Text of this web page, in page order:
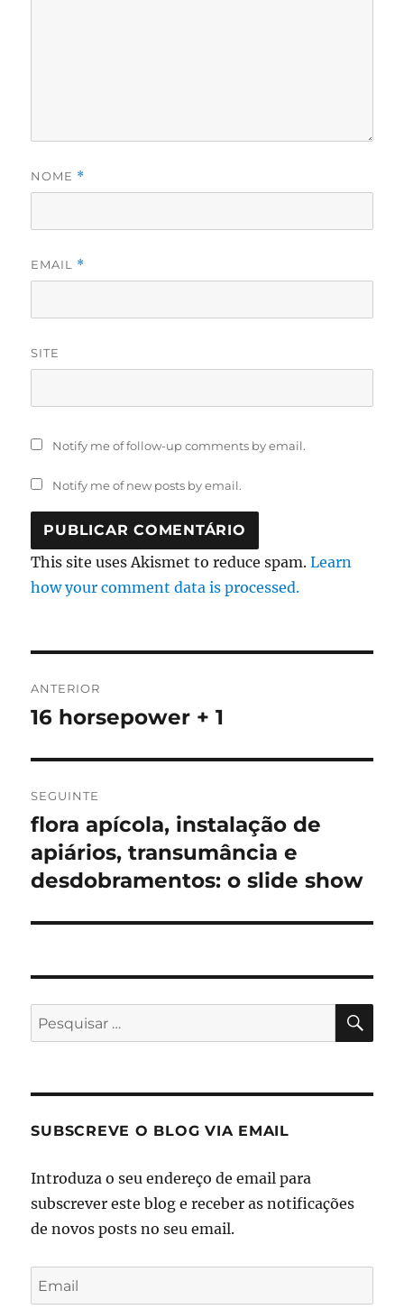
NOME *
EMAIL *
SITE
Notify me of follow-up comments by email.
Notify me of new posts by email.
This site uses Akismet to reduce spam.Learn
how your comment data is processed.
de
ANTERIOR
Artigo
16 horsepower + 1
SEGUINTE
Artigo
seguinte:
flora apícola, instalação de
apiários, transumância e
desdobramentos: o slide show
Pesquisar
por:
SUBSCREVE O BLOG VIA EMAIL
Introduza o seu endereço de email para
subscrever este blog e receber as notificações
de novos posts no seu email.
Email